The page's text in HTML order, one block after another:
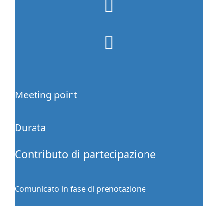
Meeting point
Durata
Contributo di partecipazione
Comunicato in fase di prenotazione